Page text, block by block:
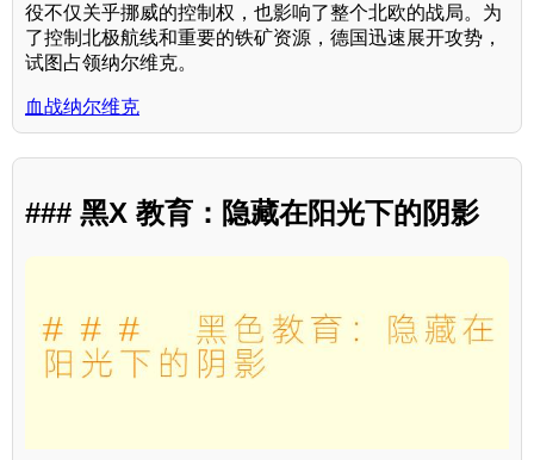
役不仅关乎挪威的控制权，也影响了整个北欧的战局。为
了控制北极航线和重要的铁矿资源，德国迅速展开攻势，
试图占领纳尔维克。
血战纳尔维克
### 黑X 教育：隐藏在阳光下的阴影